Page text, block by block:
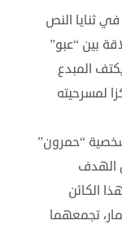
ثنايا النص
بين “عبو”
المبدع
لمسرحيته
شخصية “حمرون”
الهدف
الكائن
تجمعهما